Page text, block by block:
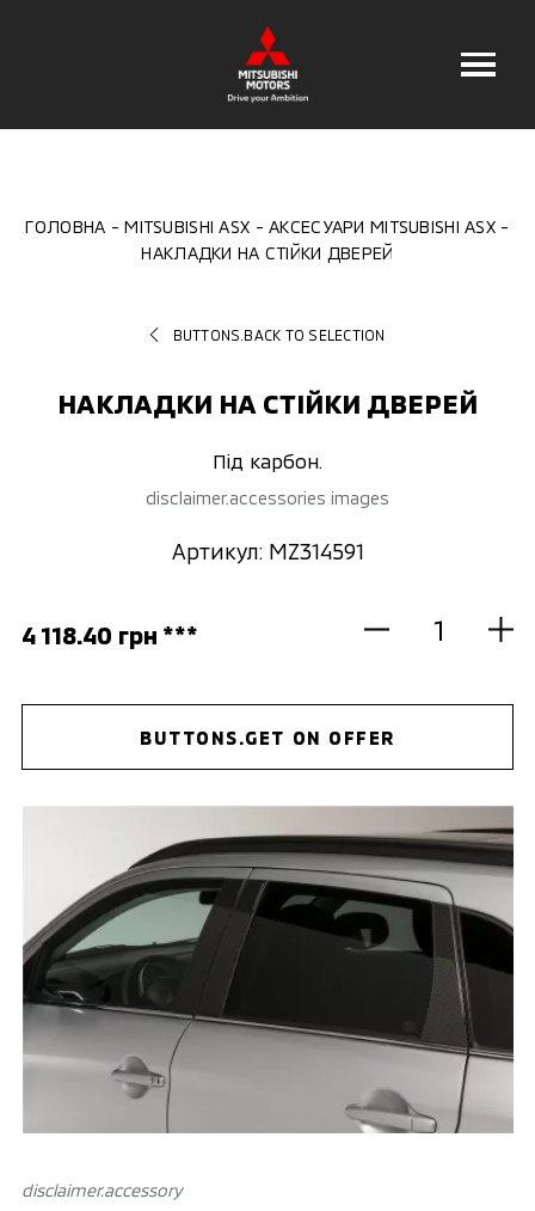
ГОЛОВНА MITSUBISHI ASX
АКСЕСУАРИ MITSUBISHI ASX
НАКЛАДКИ НА СТІЙКИ ДВЕРЕЙ
BUTTONS.BACK TO SELECTION
НАКЛАДКИ НА СТІЙКИ ДВЕРЕЙ
Під карбон.
disclaimer.accessories images
Артикул: MZ314591
4 118.40 грн ***
BUTTONS.GET ON OFFER
disclaimer.аccessory